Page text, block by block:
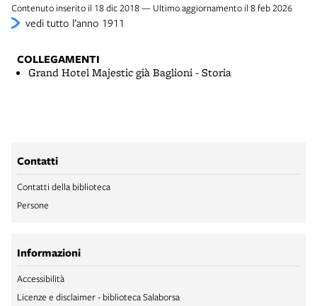
Contenuto inserito il 18 dic 2018 — Ultimo aggiornamento il 8 feb 2026
vedi tutto l’anno 1911
COLLEGAMENTI
Grand Hotel Majestic già Baglioni - Storia
Contatti
Contatti della biblioteca
Persone
Informazioni
Accessibilità
Licenze e disclaimer - biblioteca Salaborsa